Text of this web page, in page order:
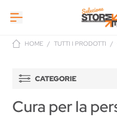
HOME / TUTTI I PRODOTTI /
CATEGORIE
Cura per la